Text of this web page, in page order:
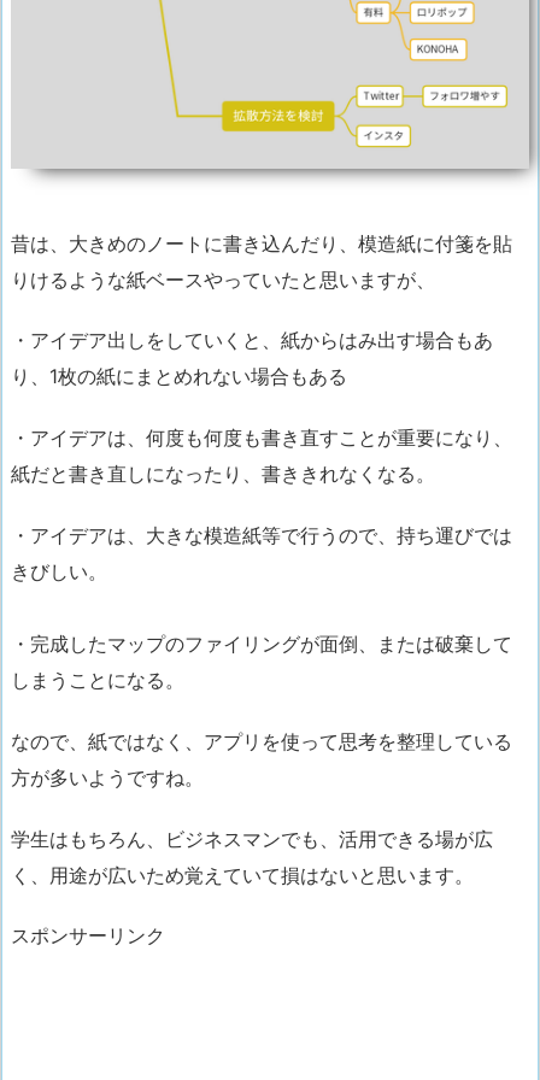
昔は、大きめのノートに書き込んだり、模造紙に付箋を貼
りけるような紙ベースやっていたと思いますが、
・アイデア出しをしていくと、紙からはみ出す場合もあ
り、1枚の紙にまとめれない場合もある
・アイデアは、何度も何度も書き直すことが重要になり、
紙だと書き直しになったり、書ききれなくなる。
・アイデアは、大きな模造紙等で行うので、持ち運びでは
きびしい。
・完成したマップのファイリングが面倒、または破棄して
しまうことになる。
なので、 紙ではなく、アプリを使って思考を整理している
方が多いようですね。
学生はもちろん、ビジネスマンでも、活用できる場が広
く、用途が広いため覚えていて損はないと思います。
スポンサーリンク